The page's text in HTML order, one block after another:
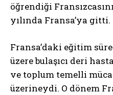
öğrendiği
yılında Fransa’ya gitti.
Fransa’daki eğitim
üzere bulaşıcı deri
ve toplum temelli
üzerineydi. O dönem